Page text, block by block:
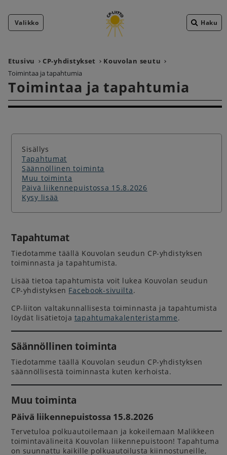
Valikko Haku
Etusivu CP-yhdistykset
Kouvolan seutu
Toimintaa ja tapahtumia
Toimintaa ja tapahtumia
Sisällys
Tapahtumat
Säännöllinen toiminta
Muu toiminta
Päivä liikennepuistossa 15.8.2026
Kysy lisää
Tapahtumat
Tiedotamme täällä Kouvolan seudun CP-yhdistyksen
toiminnasta ja tapahtumista.
Lisää tietoa tapahtumista voit lukea Kouvolan seudun
CP-yhdistyksen Facebook-sivuilta.
CP-liiton valtakunnallisesta toiminnasta ja tapahtumista
löydät lisätietoja tapahtumakalenteristamme.
Säännöllinen toiminta
Tiedotamme täällä Kouvolan seudun CP-yhdistyksen
säännöllisestä toiminnasta kuten kerhoista.
Muu toiminta
Päivä liikennepuistossa 15.8.2026
Tervetuloa polkuautoilemaan ja kokeilemaan Malikkeen
toimintavälineitä Kouvolan liikennepuistoon! Tapahtuma
on suunnattu kaikille polkuautoilusta kiinnostuneille,